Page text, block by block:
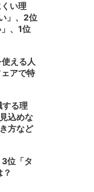
い理
」、2位
、1位
える人
アで特
する理
込めな
方など
位「タ